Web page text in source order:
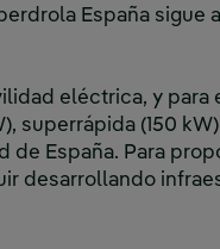
España sigue
eléctrica, y para
superrápida (150
España. Para
desarrollando